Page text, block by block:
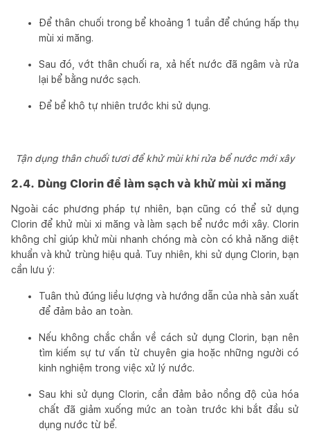
Để thân chuối trong bể khoảng 1 tuần để chúng hấp thụ
mùi xi măng.
Sau đó, vớt thân chuối ra, xả hết nước đã ngâm và rửa
lại bể bằng nước sạch.
Để bể khô tự nhiên trước khi sử dụng.
Tận dụng thân chuối tươi để khử mùi khi rửa bể nước mới xây
2.4. Dùng Clorin để làm sạch và khử mùi xi măng
Ngoài các phương pháp tự nhiên, bạn cũng có thể sử dụng
Clorin để khử mùi xi măng và làm sạch bể nước mới xây. Clorin
không chỉ giúp khử mùi nhanh chóng mà còn có khả năng diệt
khuẩn và khử trùng hiệu quả. Tuy nhiên, khi sử dụng Clorin, bạn
cần lưu ý:
Tuân thủ đúng liều lượng và hướng dẫn của nhà sản xuất
để đảm bảo an toàn.
Nếu không chắc chắn về cách sử dụng Clorin, bạn nên
tìm kiếm sự tư vấn từ chuyên gia hoặc những người có
kinh nghiệm trong việc xử lý nước.
Sau khi sử dụng Clorin, cần đảm bảo nồng độ của hóa
chất đã giảm xuống mức an toàn trước khi bắt đầu sử
dụng nước từ bể.